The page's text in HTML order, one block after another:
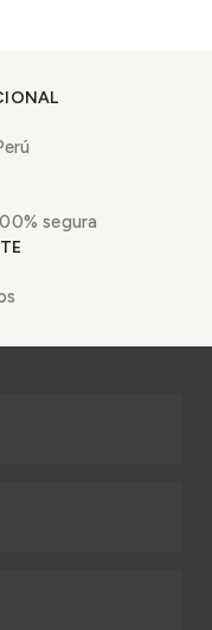
segura